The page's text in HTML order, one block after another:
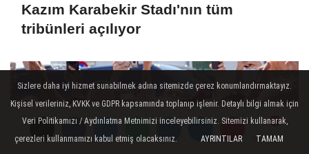
Yorumlar
Yorumlar
Kazım Karabekir Stadı'nın tüm
tribünleri açılıyor
Sizlere daha iyi hizmet sunabilmek adına sitemizde çerez konumlandırmaktayız.
Kişisel verileriniz, KVKK ve GDPR kapsamında toplanıp işlenir. Detaylı bilgi almak için
Veri Politikamızı / Aydınlatma Metnimizi inceleyebilirsiniz. Sitemizi kullanarak,
çerezleri kullanmamızı kabul etmiş olacaksınız.
AYRINTILAR TAMAM